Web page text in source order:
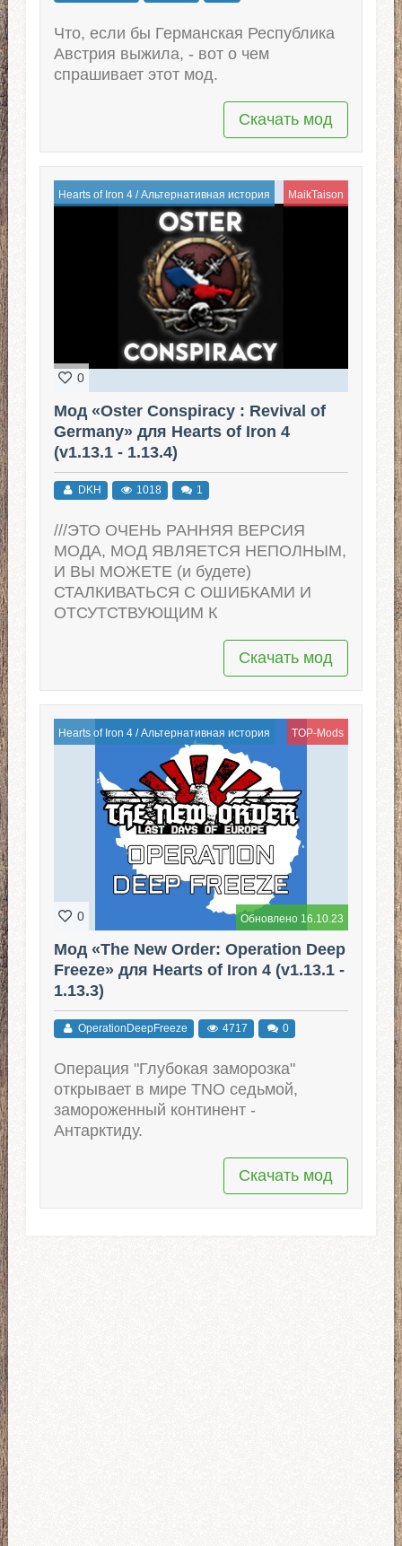
Что, если бы Германская Республика
Австрия выжила, - вот о чем
спрашивает этот мод.
Скачать мод
Hearts of Iron 4/Альтернативная история MaikTaison
0
Мод «Oster Conspiracy : Revival of
Germany» для Hearts of Iron 4
(v1.13.1 - 1.13.4)
DKH 1018 1
///ЭТО ОЧЕНЬ РАННЯЯ ВЕРСИЯ
МОДА, МОД ЯВЛЯЕТСЯ НЕПОЛНЫМ,
И ВЫ МОЖЕТЕ (и будете)
СТАЛКИВАТЬСЯ С ОШИБКАМИ И
ОТСУТСТВУЮЩИМ К
Скачать мод
Hearts of Iron 4/Альтернативная история TOP-Mods
Обновлено 16.10.23
0
Мод «The New Order: Operation Deep
Freeze» для Hearts of Iron 4 (v1.13.1 -
1.13.3)
OperationDeepFreeze 4717 0
Операция "Глубокая заморозка"
открывает в мире TNO седьмой,
замороженный континент -
Антарктиду.
Скачать мод